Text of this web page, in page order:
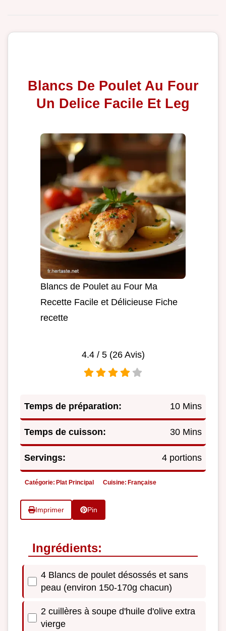
Blancs De Poulet Au Four
Un Delice Facile Et Leg
Blancs de Poulet au Four Ma
Recette Facile et Délicieuse Fiche
recette
4.4/ 5 (26Avis)
Temps de préparation: 10 Mins
Temps de cuisson: 30 Mins
Servings: 4 portions
Catégorie: Plat Principal Cuisine: Française
Imprimer Pin
Ingrédients:
4 Blancs de poulet désossés et sans
peau (environ 150-170g chacun)
2 cuillères à soupe d'huile d'olive extra
vierge